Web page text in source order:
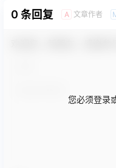
0 条回复 A 文章作者
您必须登录